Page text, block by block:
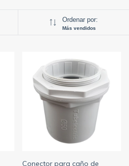
Ordenar por:
Más vendidos
Conector para caño de